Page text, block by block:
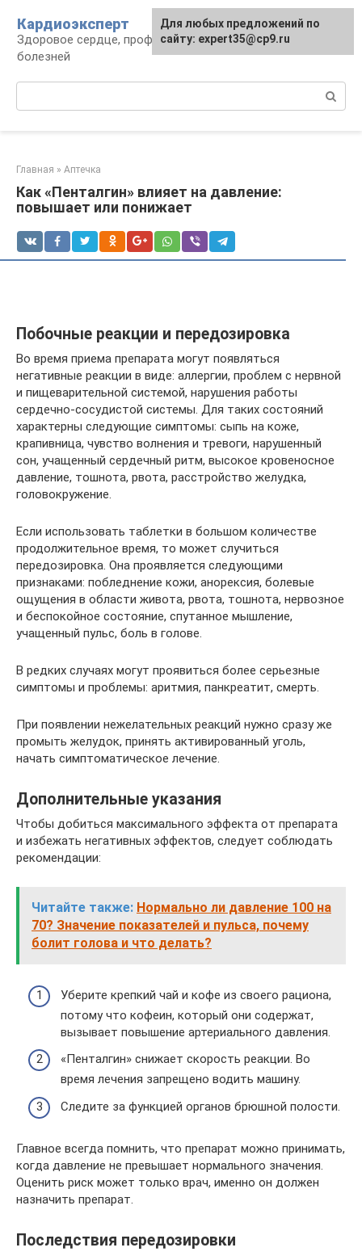
контенту
Кардиоэксперт
Здоровое сердце, профилактика и лечение
болезней
Главная » Аптечка
Как «Пенталгин» влияет на давление:
повышает или понижает
Побочные реакции и передозировка
Во время приема препарата могут появляться
негативные реакции в виде: аллергии, проблем с нервной
и пищеварительной системой, нарушения работы
сердечно-сосудистой системы. Для таких состояний
характерны следующие симптомы: сыпь на коже,
крапивница, чувство волнения и тревоги, нарушенный
сон, учащенный сердечный ритм, высокое кровеносное
давление, тошнота, рвота, расстройство желудка,
головокружение.
Если использовать таблетки в большом количестве
продолжительное время, то может случиться
передозировка. Она проявляется следующими
признаками: побледнение кожи, анорексия, болевые
ощущения в области живота, рвота, тошнота, нервозное
и беспокойное состояние, спутанное мышление,
учащенный пульс, боль в голове.
В редких случаях могут проявиться более серьезные
симптомы и проблемы: аритмия, панкреатит, смерть.
При появлении нежелательных реакций нужно сразу же
промыть желудок, принять активированный уголь,
начать симптоматическое лечение.
Дополнительные указания
Чтобы добиться максимального эффекта от препарата
и избежать негативных эффектов, следует соблюдать
рекомендации:
Читайте также: Нормально ли давление 100 на
70? Значение показателей и пульса, почему
болит голова и что делать?
Уберите крепкий чай и кофе из своего рациона,
потому что кофеин, который они содержат,
вызывает повышение артериального давления.
«Пенталгин» снижает скорость реакции. Во
время лечения запрещено водить машину.
Следите за функцией органов брюшной полости.
Главное всегда помнить, что препарат можно принимать,
когда давление не превышает нормального значения.
Оценить риск может только врач, именно он должен
назначить препарат.
Последствия передозировки
Для любых предложений по
сайту: expert35@cp9.ru